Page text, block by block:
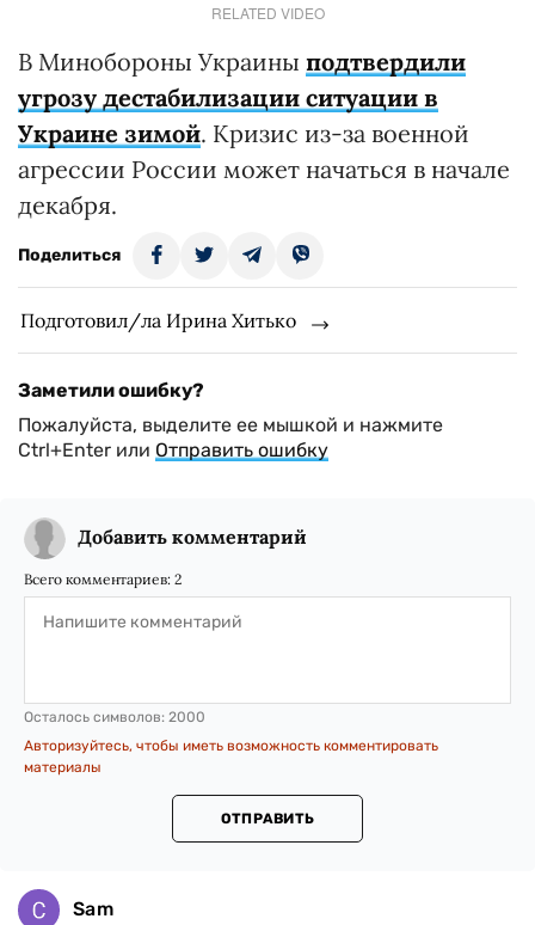
RELATED VIDEO
В Минобороны Украины подтвердили
угрозу дестабилизации ситуации в
Украине зимой. Кризис из-за военной
агрессии России может начаться в начале
декабря.
Поделиться
Подготовил/ла Ирина Хитько
Заметили ошибку?
Пожалуйста, выделите ее мышкой и нажмите
Ctrl+Enter или Отправить ошибку
Добавить комментарий
Всего комментариев: 2
Осталось символов: 2000
Авторизуйтесь, чтобы иметь возможность комментировать
материалы
ОТПРАВИТЬ
Sam